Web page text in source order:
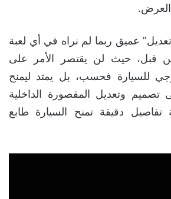
العرض.
عميق ربما لم نراه في أي لعبة
قبل، حيث لن يقتصر الأمر على
للسيارة فحسب، بل يمتد ليمنح
تصميم وتعديل المقصورة الداخلية
تفاصيل دقيقة تمنح السيارة طابع